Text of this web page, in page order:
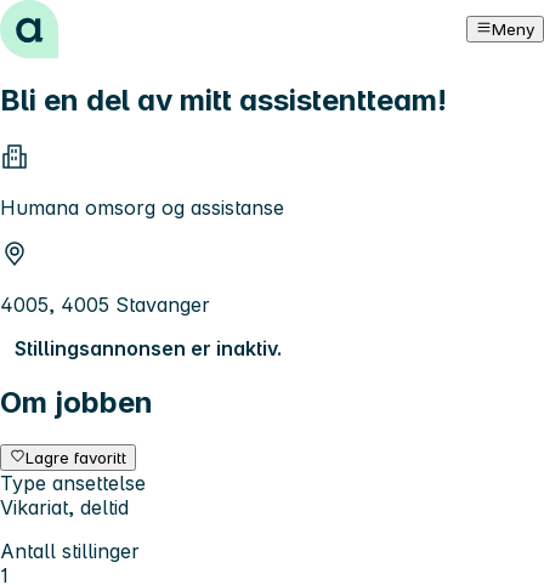
Hopp til innhold Meny
Bli en del av mitt assistentteam!
Humana omsorg og assistanse
4005, 4005 Stavanger
Stillingsannonsen er inaktiv.
Om jobben
Lagre favoritt
Type ansettelse
Vikariat, deltid
Antall stillinger
1